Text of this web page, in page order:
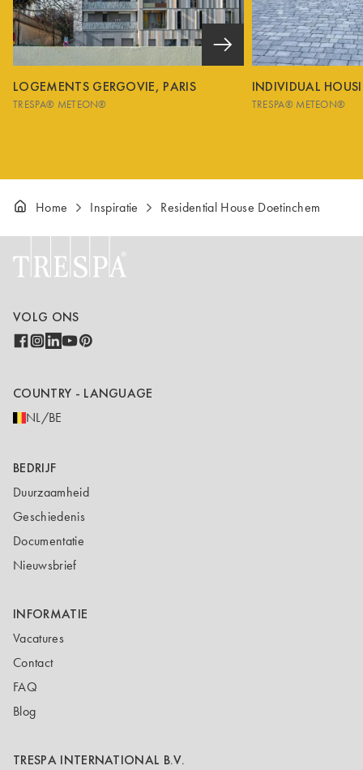
LOGEMENTS GERGOVIE, PARIS
TRESPA® METEON®
INDIVIDUAL
TRESPA® METEON®
Home Inspiratie Residential House Doetinchem
VOLG ONS
COUNTRY - LANGUAGE
NL/BE
BEDRIJF
Duurzaamheid
Geschiedenis
Documentatie
Nieuwsbrief
INFORMATIE
Vacatures
Contact
FAQ
Blog
TRESPA INTERNATIONAL B.V.